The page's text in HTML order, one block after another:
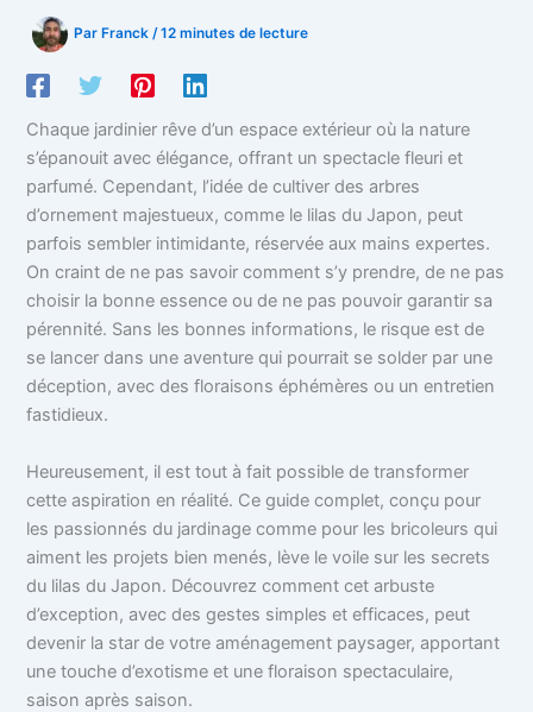
Par Franck/12 minutes de lecture
Chaque jardinier rêve d’un espace extérieur où la nature
s’épanouit avec élégance, offrant un spectacle fleuri et
parfumé. Cependant, l’idée de cultiver des arbres
d’ornement majestueux, comme le lilas du Japon, peut
parfois sembler intimidante, réservée aux mains expertes.
On craint de ne pas savoir comment s’y prendre, de ne pas
choisir la bonne essence ou de ne pas pouvoir garantir sa
pérennité. Sans les bonnes informations, le risque est de
se lancer dans une aventure qui pourrait se solder par une
déception, avec des floraisons éphémères ou un entretien
fastidieux.
Heureusement, il est tout à fait possible de transformer
cette aspiration en réalité. Ce guide complet, conçu pour
les passionnés du jardinage comme pour les bricoleurs qui
aiment les projets bien menés, lève le voile sur les secrets
du lilas du Japon. Découvrez comment cet arbuste
d’exception, avec des gestes simples et efficaces, peut
devenir la star de votre aménagement paysager, apportant
une touche d’exotisme et une floraison spectaculaire,
saison après saison.